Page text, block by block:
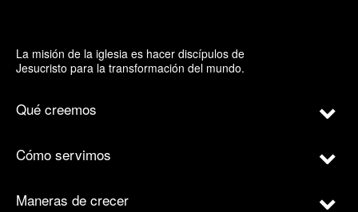
La misión de la iglesia es hacer discípulos de
Jesucristo para la transformación del mundo.
Qué creemos
Cómo servimos
Maneras de crecer